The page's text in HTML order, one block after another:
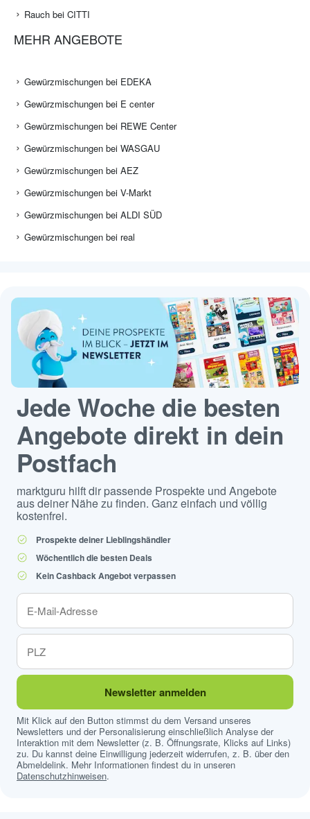
Rauch bei CITTI
MEHR ANGEBOTE
Gewürzmischungen bei EDEKA
Gewürzmischungen bei E center
Gewürzmischungen bei REWE Center
Gewürzmischungen bei WASGAU
Gewürzmischungen bei AEZ
Gewürzmischungen bei V-Markt
Gewürzmischungen bei ALDI SÜD
Gewürzmischungen bei real
Jede Woche die besten
Angebote direkt in dein
Postfach
marktguru hilft dir passende Prospekte und Angebote
aus deiner Nähe zu finden. Ganz einfach und völlig
kostenfrei.
Prospekte deiner Lieblingshändler
Wöchentlich die besten Deals
Kein Cashback Angebot verpassen
Newsletter anmelden
Mit Klick auf den Button stimmst du dem Versand unseres
Newsletters und der Personalisierung einschließlich Analyse der
Interaktion mit dem Newsletter (z. B. Öffnungsrate, Klicks auf Links)
zu. Du kannst deine Einwilligung jederzeit widerrufen, z. B. über den
Abmeldelink. Mehr Informationen findest du in unseren
Datenschutzhinweisen.